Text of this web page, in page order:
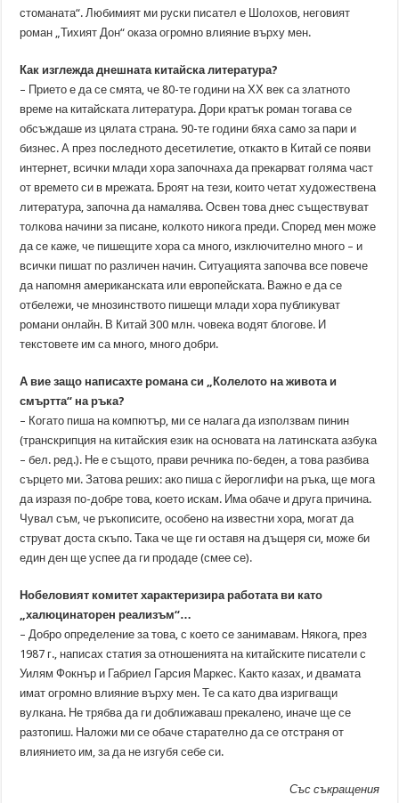
стоманата“. Любимият ми руски писател е Шолохов, неговият
роман „Тихият Дон“ оказа огромно влияние върху мен.
Как изглежда днешната китайска литература?
– Прието е да се смята, че 80-те години на ХХ век са златното
време на китайската литература. Дори кратък роман тогава се
обсъждаше из цялата страна. 90-те години бяха само за пари и
бизнес. А през последното десетилетие, откакто в Китай се появи
интернет, всички млади хора започнаха да прекарват голяма част
от времето си в мрежата. Броят на тези, които четат художествена
литература, започна да намалява. Освен това днес съществуват
толкова начини за писане, колкото никога преди. Според мен може
да се каже, че пишещите хора са много, изключително много – и
всички пишат по различен начин. Ситуацията започва все повече
да напомня американската или европейската. Важно е да се
отбележи, че мнозинството пишещи млади хора публикуват
романи онлайн. В Китай 300 млн. човека водят блогове. И
текстовете им са много, много добри.
А вие защо написахте романа си „Колелото на живота и
смъртта“ на ръка?
– Когато пиша на компютър, ми се налага да използвам пинин
(транскрипция на китайския език на основата на латинската азбука
– бел. ред.). Не е същото, прави речника по-беден, а това разбива
сърцето ми. Затова реших: ако пиша с йероглифи на ръка, ще мога
да изразя по-добре това, което искам. Има обаче и друга причина.
Чувал съм, че ръкописите, особено на известни хора, могат да
струват доста скъпо. Така че ще ги оставя на дъщеря си, може би
един ден ще успее да ги продаде (смее се).
Нобеловият комитет характеризира работата ви като
„халюцинаторен реализъм“…
– Добро определение за това, с което се занимавам. Някога, през
1987 г., написах статия за отношенията на китайските писатели с
Уилям Фокнър и Габриел Гарсия Маркес. Както казах, и двамата
имат огромно влияние върху мен. Те са като два изригващи
вулкана. Не трябва да ги доближаваш прекалено, иначе ще се
разтопиш. Наложи ми се обаче старателно да се отстраня от
влиянието им, за да не изгубя себе си.
Със съкращения